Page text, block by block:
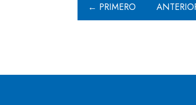
← PRIMERO